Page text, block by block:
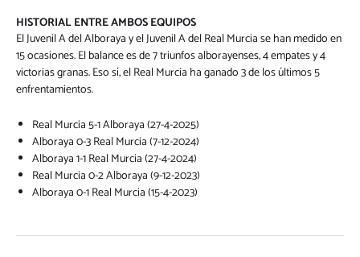
HISTORIAL ENTRE AMBOS EQUIPOS
El Juvenil A del Alboraya y el Juvenil A del Real Murcia se han medido en
15 ocasiones. El balance es de 7 triunfos alborayenses, 4 empates y 4
victorias granas. Eso sí, el Real Murcia ha ganado 3 de los últimos 5
enfrentamientos.
Real Murcia 5-1 Alboraya (27-4-2025)
Alboraya 0-3 Real Murcia (7-12-2024)
Alboraya 1-1 Real Murcia (27-4-2024)
Real Murcia 0-2 Alboraya (9-12-2023)
Alboraya 0-1 Real Murcia (15-4-2023)